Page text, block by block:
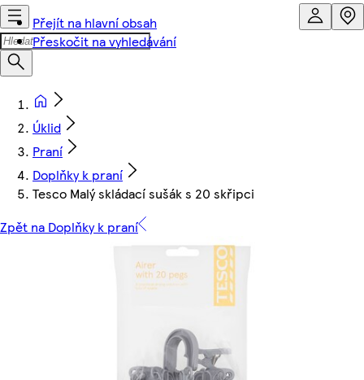
Přejít na hlavní obsah
Přeskočit na vyhledávání
Úklid
Praní
Doplňky k praní
Tesco Malý skládací sušák s 20 skřipci
Zpět na Doplňky k praní